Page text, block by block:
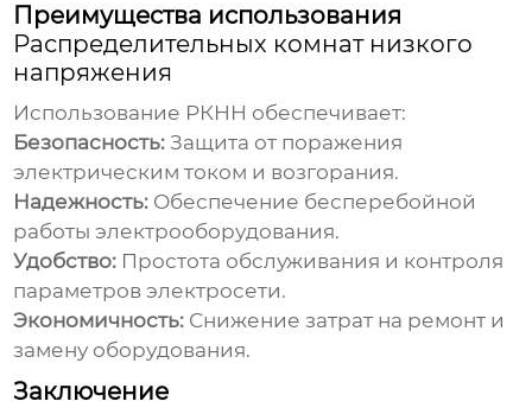
Преимущества использования
Распределительных комнат низкого
напряжения
Использование РКНН обеспечивает:
Безопасность: Защита от поражения
электрическим током и возгорания.
Надежность: Обеспечение бесперебойной
работы электрооборудования.
Удобство: Простота обслуживания и контроля
параметров электросети.
Экономичность: Снижение затрат на ремонт и
замену оборудования.
Заключение